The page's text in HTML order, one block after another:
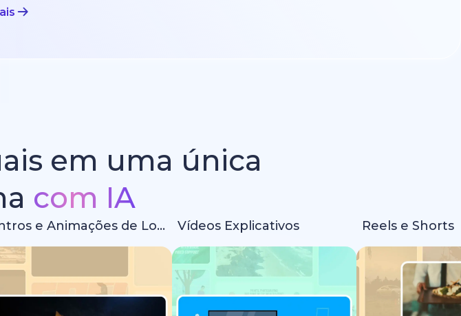
em uma única
com IA
Intros e Animações de Logo Vídeos Explicativos Reels e Shorts